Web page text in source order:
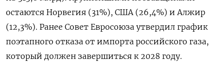
остаются Норвегия (31%), США (26,4%) и Алжир
(12,3%). Ранее Совет Евросоюза утвердил график
поэтапного отказа от импорта российского газа,
который должен завершиться к 2028 году.